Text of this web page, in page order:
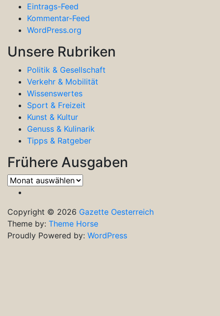
Eintrags-Feed
Kommentar-Feed
WordPress.org
Unsere Rubriken
Politik & Gesellschaft
Verkehr & Mobilität
Wissenswertes
Sport & Freizeit
Kunst & Kultur
Genuss & Kulinarik
Tipps & Ratgeber
Frühere Ausgaben
Frühere
Ausgaben
Copyright © 2026 Gazette Oesterreich
Theme by: Theme Horse
Proudly Powered by: WordPress